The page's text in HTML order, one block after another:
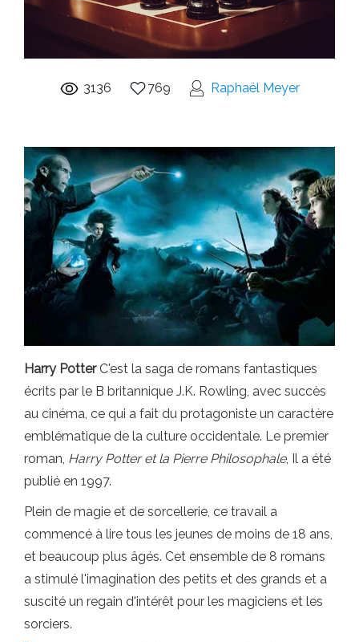
3136 769 Raphaël Meyer
Harry PotterC'est la saga de romans fantastiques
écrits par le B britannique J.K. Rowling, avec succès
au cinéma, ce qui a fait du protagoniste un caractère
emblématique de la culture occidentale. Le premier
roman, Harry Potter et la Pierre Philosophale, Il a été
publié en 1997.
Plein de magie et de sorcellerie, ce travail a
commencé à lire tous les jeunes de moins de 18 ans,
et beaucoup plus âgés. Cet ensemble de 8 romans
a stimulé l'imagination des petits et des grands et a
suscité un regain d'intérêt pour les magiciens et les
sorciers.